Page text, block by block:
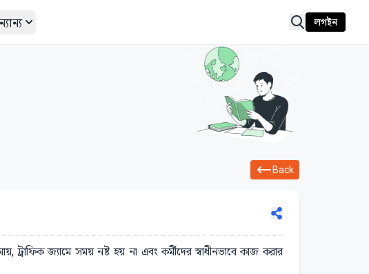
লগইন
Back
জ্যামে সময় নষ্ট হয় না এবং কর্মীদের স্বাধীনভাবে কাজ করার